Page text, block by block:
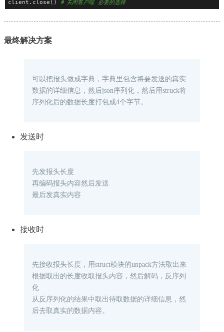
client.close() # 关闭客户端  必要的选择
最终解决方案
可以把报头做成字典，字典里包含将要发送的真实
数据的详细信息，然后json序列化，然后用struck将
序列化后的数据长度打包成4个字节。
发送时
先发报头长度
再编码报头内容然后发送
最后发真实内容
接收时
先接收报头长度，用struct模块的unpack方法取出来
根据取出的长度收取报头内容，然后解码，反序列
化
从反序列化的结果中取出待取数据的详细信息，然
后去取真实的数据内容。